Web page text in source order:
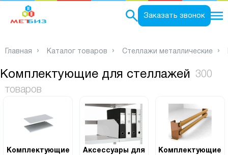
Заказать звонок
Главная Каталог товаров Стеллажи металлические
Комплектующие для стеллажей
300
товаров
Комплектующие
Аксессуары для
Комплектующие